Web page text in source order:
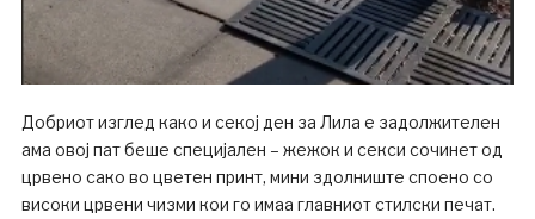
Добриот изглед како и секој ден за Лила е задолжителен
ама овој пат беше специјален – жежок и секси сочинет од
црвено сако во цветен принт, мини здолниште споено со
високи црвени чизми кои го имаа главниот стилски печат.